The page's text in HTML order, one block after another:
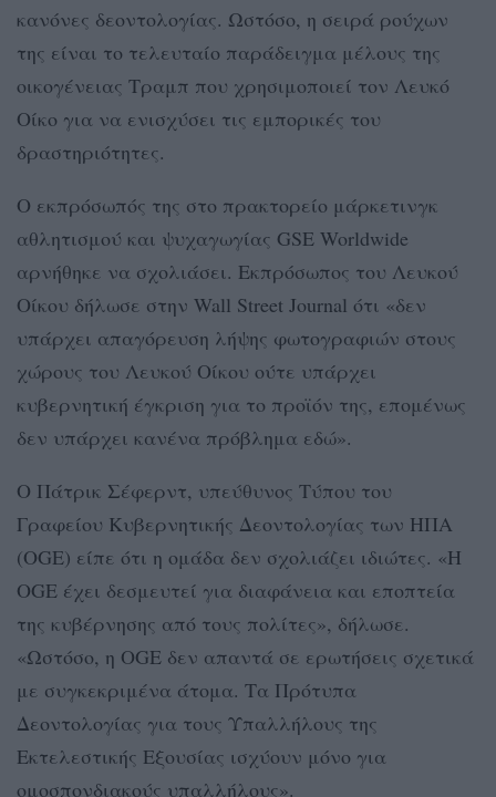
κανόνες δεοντολογίας. Ωστόσο, η σειρά ρούχων
της είναι το τελευταίο παράδειγμα μέλους της
οικογένειας Τραμπ που χρησιμοποιεί τον Λευκό
Οίκο για να ενισχύσει τις εμπορικές του
δραστηριότητες.
Ο εκπρόσωπός της στο πρακτορείο μάρκετινγκ
αθλητισμού και ψυχαγωγίας GSE Worldwide
αρνήθηκε να σχολιάσει. Εκπρόσωπος του Λευκού
Οίκου δήλωσε στην Wall Street Journal ότι «δεν
υπάρχει απαγόρευση λήψης φωτογραφιών στους
χώρους του Λευκού Οίκου ούτε υπάρχει
κυβερνητική έγκριση για το προϊόν της, επομένως
δεν υπάρχει κανένα πρόβλημα εδώ».
Ο Πάτρικ Σέφερντ, υπεύθυνος Τύπου του
Γραφείου Κυβερνητικής Δεοντολογίας των ΗΠΑ
(OGE) είπε ότι η ομάδα δεν σχολιάζει ιδιώτες. «Η
OGE έχει δεσμευτεί για διαφάνεια και εποπτεία
της κυβέρνησης από τους πολίτες», δήλωσε.
«Ωστόσο, η OGE δεν απαντά σε ερωτήσεις σχετικά
με συγκεκριμένα άτομα. Τα Πρότυπα
Δεοντολογίας για τους Υπαλλήλους της
Εκτελεστικής Εξουσίας ισχύουν μόνο για
ομοσπονδιακούς υπαλλήλους».